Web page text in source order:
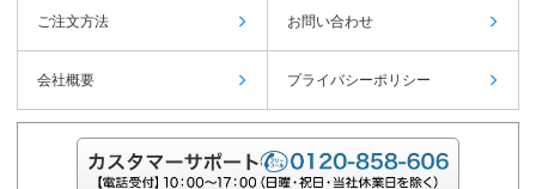
ご注文方法 お問い合わせ
会社概要 プライバシーポリシー